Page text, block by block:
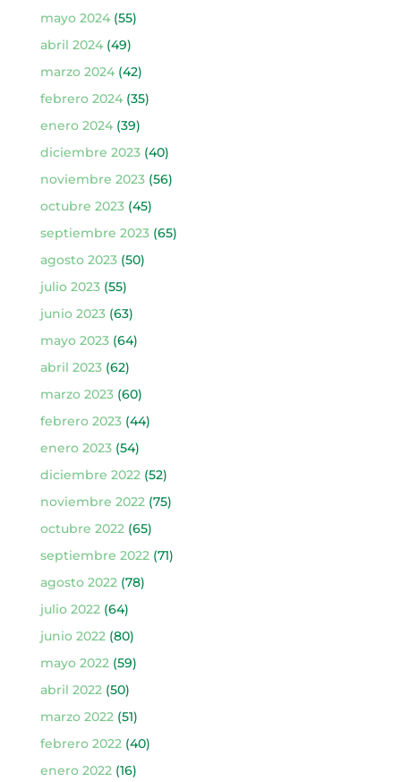
mayo 2024(55)
abril 2024(49)
marzo 2024(42)
febrero 2024(35)
enero 2024(39)
diciembre 2023(40)
noviembre 2023(56)
octubre 2023(45)
septiembre 2023(65)
agosto 2023(50)
julio 2023(55)
junio 2023(63)
mayo 2023(64)
abril 2023(62)
marzo 2023(60)
febrero 2023(44)
enero 2023(54)
diciembre 2022(52)
noviembre 2022(75)
octubre 2022(65)
septiembre 2022(71)
agosto 2022(78)
julio 2022(64)
junio 2022(80)
mayo 2022(59)
abril 2022(50)
marzo 2022(51)
febrero 2022(40)
enero 2022(16)